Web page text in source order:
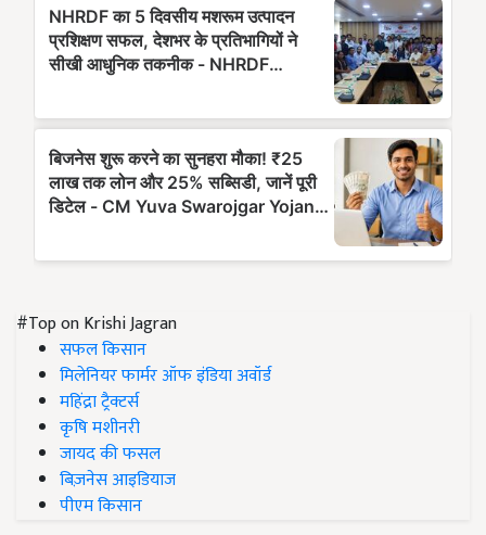
#Top on Krishi Jagran
सफल किसान
मिलेनियर फार्मर ऑफ इंडिया अवॉर्ड
महिंद्रा ट्रैक्टर्स
कृषि मशीनरी
जायद की फसल
बिज़नेस आइडियाज
पीएम किसान